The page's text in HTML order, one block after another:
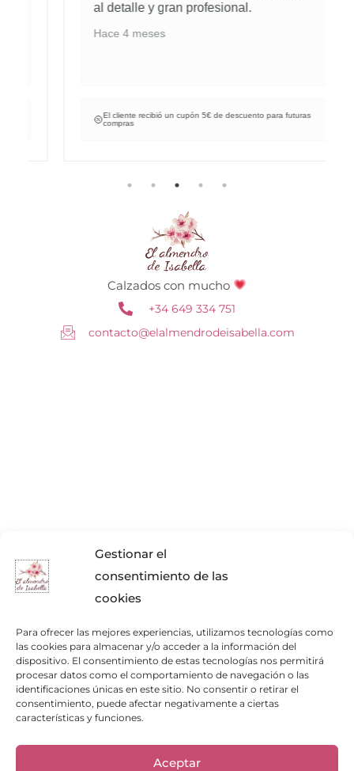
Gestionar el
consentimiento de las
cookies
Para ofrecer las mejores experiencias, utilizamos tecnologías como
las cookies para almacenar y/o acceder a la información del
dispositivo. El consentimiento de estas tecnologías nos permitirá
procesar datos como el comportamiento de navegación o las
identificaciones únicas en este sitio. No consentir o retirar el
consentimiento, puede afectar negativamente a ciertas
características y funciones.
Aceptar
al detalle y gran profesional.
Hace 4 meses
El cliente recibió un cupón 5€ de descuento para futuras
compras
Calzados con mucho
+34 649 334 751
contacto@elalmendrodeisabella.com
Enlaces de interés
Bienvenid@
Cuidados del calzado